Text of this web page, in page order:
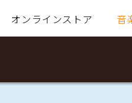
オンラインストア 音